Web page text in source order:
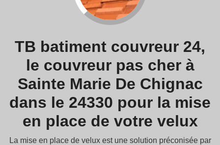
TB batiment couvreur 24,
le couvreur pas cher à
Sainte Marie De Chignac
dans le 24330 pour la mise
en place de votre velux
La mise en place de velux est une solution préconisée par